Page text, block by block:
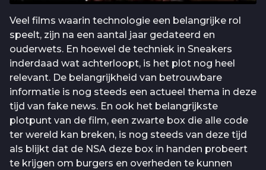
Veel films waarin technologie een belangrijke rol
speelt, zijn na een aantal jaar gedateerd en
ouderwets. En hoewel de techniek in Sneakers
inderdaad wat achterloopt, is het plot nog heel
relevant. De belangrijkheid van betrouwbare
informatie is nog steeds een actueel thema in deze
tijd van fake news. En ook het belangrijkste
plotpunt van de film, een zwarte box die alle code
ter wereld kan breken, is nog steeds van deze tijd
als blijkt dat de NSA deze box in handen probeert
te krijgen om burgers en overheden te kunnen